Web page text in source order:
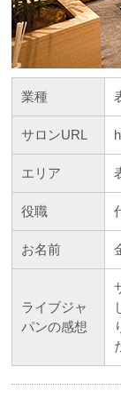
業種
サロンURL
エリア
役職
お名前
ライブジャ
パンの感想